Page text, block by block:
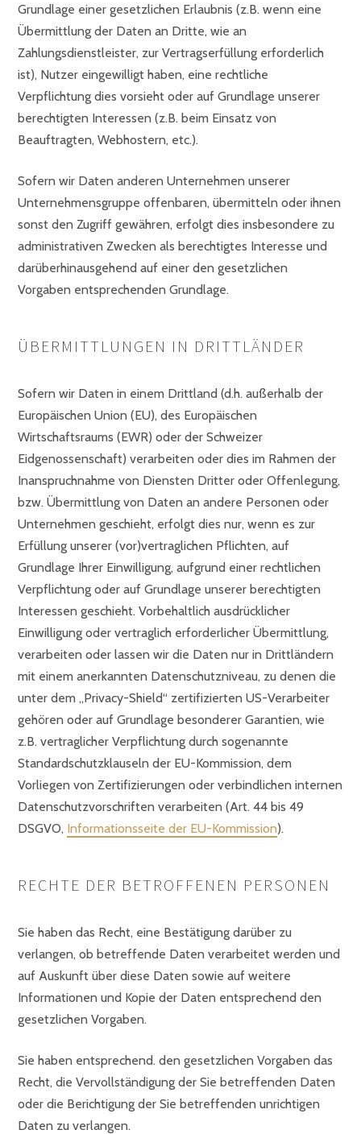
Grundlage einer gesetzlichen Erlaubnis (z.B. wenn eine
Übermittlung der Daten an Dritte, wie an
Zahlungsdienstleister, zur Vertragserfüllung erforderlich
ist), Nutzer eingewilligt haben, eine rechtliche
Verpflichtung dies vorsieht oder auf Grundlage unserer
berechtigten Interessen (z.B. beim Einsatz von
Beauftragten, Webhostern, etc.).
Sofern wir Daten anderen Unternehmen unserer
Unternehmensgruppe offenbaren, übermitteln oder ihnen
sonst den Zugriff gewähren, erfolgt dies insbesondere zu
administrativen Zwecken als berechtigtes Interesse und
darüberhinausgehend auf einer den gesetzlichen
Vorgaben entsprechenden Grundlage.
ÜBERMITTLUNGEN IN DRITTLÄNDER
Sofern wir Daten in einem Drittland (d.h. außerhalb der
Europäischen Union (EU), des Europäischen
Wirtschaftsraums (EWR) oder der Schweizer
Eidgenossenschaft) verarbeiten oder dies im Rahmen der
Inanspruchnahme von Diensten Dritter oder Offenlegung,
bzw. Übermittlung von Daten an andere Personen oder
Unternehmen geschieht, erfolgt dies nur, wenn es zur
Erfüllung unserer (vor)vertraglichen Pflichten, auf
Grundlage Ihrer Einwilligung, aufgrund einer rechtlichen
Verpflichtung oder auf Grundlage unserer berechtigten
Interessen geschieht. Vorbehaltlich ausdrücklicher
Einwilligung oder vertraglich erforderlicher Übermittlung,
verarbeiten oder lassen wir die Daten nur in Drittländern
mit einem anerkannten Datenschutzniveau, zu denen die
unter dem „Privacy-Shield“ zertifizierten US-Verarbeiter
gehören oder auf Grundlage besonderer Garantien, wie
z.B. vertraglicher Verpflichtung durch sogenannte
Standardschutzklauseln der EU-Kommission, dem
Vorliegen von Zertifizierungen oder verbindlichen internen
Datenschutzvorschriften verarbeiten (Art. 44 bis 49
DSGVO, Informationsseite der EU-Kommission).
RECHTE DER BETROFFENEN PERSONEN
Sie haben das Recht, eine Bestätigung darüber zu
verlangen, ob betreffende Daten verarbeitet werden und
auf Auskunft über diese Daten sowie auf weitere
Informationen und Kopie der Daten entsprechend den
gesetzlichen Vorgaben.
Sie haben entsprechend. den gesetzlichen Vorgaben das
Recht, die Vervollständigung der Sie betreffenden Daten
oder die Berichtigung der Sie betreffenden unrichtigen
Daten zu verlangen.